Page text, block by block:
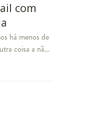
com
há menos de
coisa a não
A Revista